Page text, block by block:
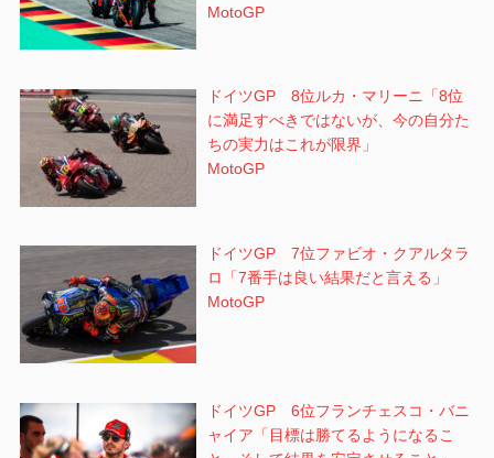
MotoGP
ドイツGP 8位ルカ・マリーニ「8位
に満足すべきではないが、今の自分た
ちの実力はこれが限界」
MotoGP
ドイツGP 7位ファビオ・クアルタラ
ロ「7番手は良い結果だと言える」
MotoGP
ドイツGP 6位フランチェスコ・バニ
ャイア「目標は勝てるようになるこ